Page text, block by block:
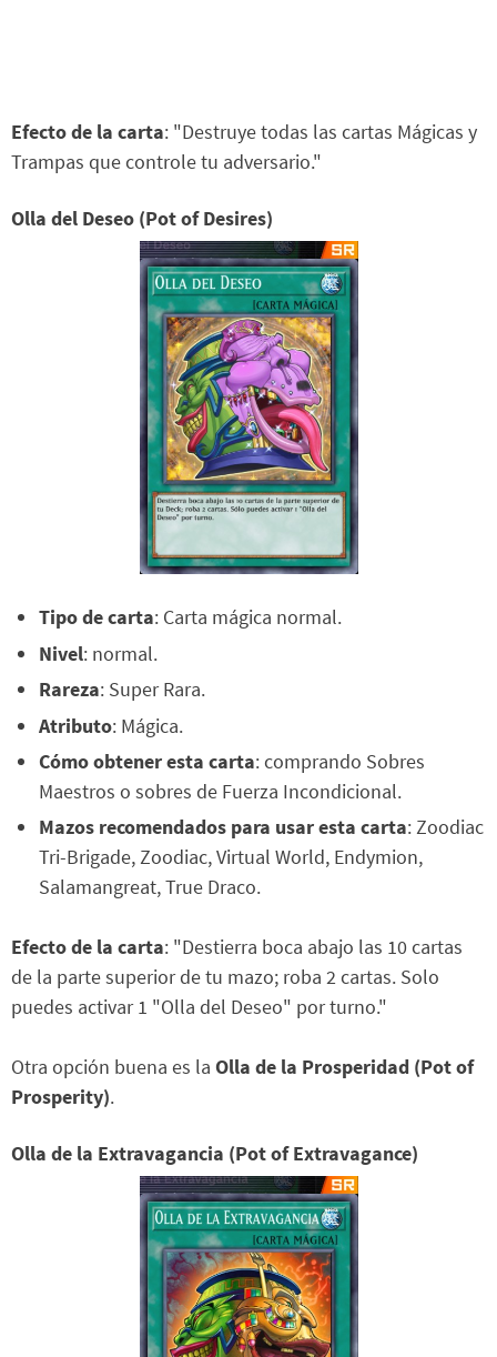
Efecto de la carta: "Destruye todas las cartas Mágicas y
Trampas que controle tu adversario."
Olla del Deseo (Pot of Desires)
Tipo de carta: Carta mágica normal.
Nivel: normal.
Rareza: Super Rara.
Atributo: Mágica.
Cómo obtener esta carta: comprando Sobres
Maestros o sobres de Fuerza Incondicional.
Mazos recomendados para usar esta carta: Zoodiac
Tri-Brigade, Zoodiac, Virtual World, Endymion,
Salamangreat, True Draco.
Efecto de la carta: "Destierra boca abajo las 10 cartas
de la parte superior de tu mazo; roba 2 cartas. Solo
puedes activar 1 "Olla del Deseo" por turno."
Otra opción buena es la Olla de la Prosperidad (Pot of
Prosperity).
Olla de la Extravagancia (Pot of Extravagance)